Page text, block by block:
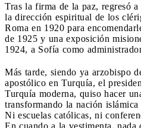
Tras la firma de la paz, regresó
la dirección espiritual de los
Roma en 1920 para
de 1925 y una exposición
1924, a Sofía como
Más tarde, siendo ya arzobispo
apostólico en Turquía, el
Turquía moderna, quiso hacer
transformando la nación
Ni escuelas católicas, ni
En cuando a la vestimenta, nada